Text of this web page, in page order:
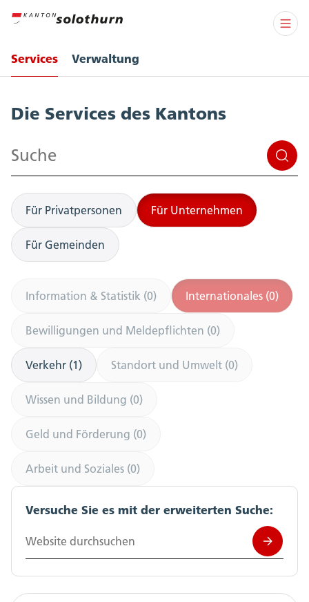
Services Verwaltung
Die Services des Kantons
Suchen
Für Privatpersonen Für Unternehmen
Für Gemeinden
Information & Statistik (0) Internationales (0)
Bewilligungen und Meldepflichten (0)
Verkehr (1) Standort und Umwelt (0)
Wissen und Bildung (0)
Geld und Förderung (0)
Arbeit und Soziales (0)
Versuche Sie es mit der erweiterten Suche:
Website durchsuchen